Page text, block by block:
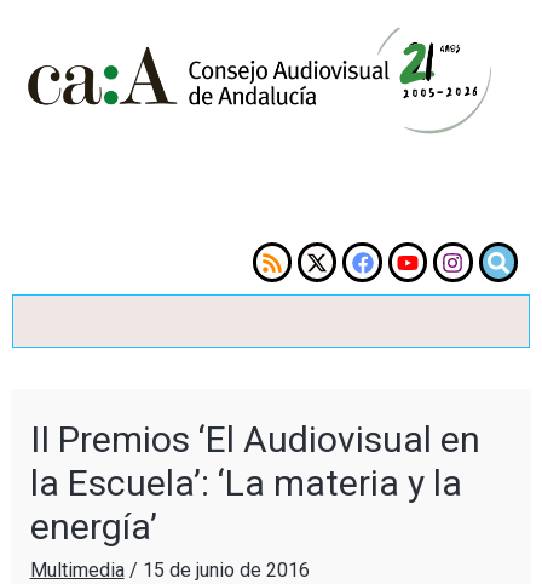
II Premios ‘El Audiovisual en
la Escuela’: ‘La materia y la
energía’
Multimedia/ 15 de junio de 2016